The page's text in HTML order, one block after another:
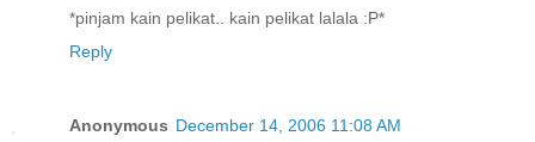
*pinjam kain pelikat.. kain pelikat lalala :P*
Reply
Anonymous December 14, 2006 11:08 AM